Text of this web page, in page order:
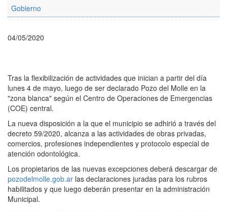
Gobierno
04/05/2020
Tras la flexibilización de actividades que inician a partir del día
lunes 4 de mayo, luego de ser declarado Pozo del Molle en la
"zona blanca" según el Centro de Operaciones de Emergencias
(COE) central.
La nueva disposición a la que el municipio se adhirió a través del
decreto 59/2020, alcanza a las actividades de obras privadas,
comercios, profesiones independientes y protocolo especial de
atención odontológica.
Los propietarios de las nuevas excepciones deberá descargar de
pozodelmolle.gob.ar las declaraciones juradas para los rubros
habilitados y que luego deberán presentar en la administración
Municipal.